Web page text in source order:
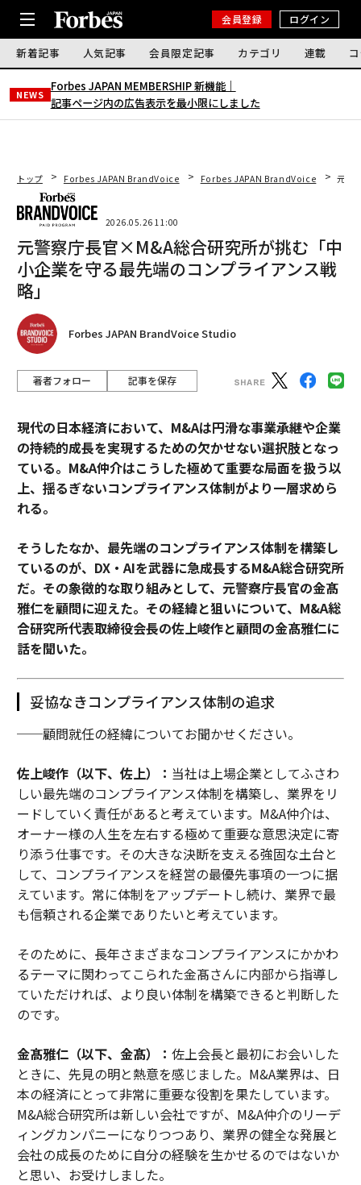
会員登録 ログイン
新着記事 人気記事 会員限定記事 カテゴリ 連載
NEWS
Forbes JAPAN MEMBERSHIP 新機能｜
記事ページ内の広告表示を最小限にしました
トップ Forbes JAPAN BrandVoice Forbes JAPAN BrandVoice 元警
2026.05.26 11:00
元警察庁長官×M&A総合研究所が挑む「中
小企業を守る最先端のコンプライアンス戦
略」
Forbes JAPAN BrandVoice Studio
著者フォロー 記事を保存
現代の日本経済において、M&Aは円滑な事業承継や企業
の持続的成長を実現するための欠かせない選択肢となっ
ている。M&A仲介はこうした極めて重要な局面を扱う以
上、揺るぎないコンプライアンス体制がより一層求めら
れる。
そうしたなか、最先端のコンプライアンス体制を構築し
ているのが、DX・AIを武器に急成長するM&A総合研究所
だ。その象徴的な取り組みとして、元警察庁長官の金髙
雅仁を顧問に迎えた。その経緯と狙いについて、M&A総
合研究所代表取締役会長の佐上峻作と顧問の金髙雅仁に
話を聞いた。
妥協なきコンプライアンス体制の追求
──顧問就任の経緯についてお聞かせください。
佐上峻作（以下、佐上）： 当社は上場企業としてふさわ
しい最先端のコンプライアンス体制を構築し、業界をリ
ードしていく責任があると考えています。M&A仲介は、
オーナー様の人生を左右する極めて重要な意思決定に寄
り添う仕事です。その大きな決断を支える強固な土台と
して、コンプライアンスを経営の最優先事項の一つに据
えています。常に体制をアップデートし続け、業界で最
も信頼される企業でありたいと考えています。
そのために、長年さまざまなコンプライアンスにかかわ
るテーマに関わってこられた金髙さんに内部から指導し
ていただければ、より良い体制を構築できると判断した
のです。
金髙雅仁（以下、金髙）： 佐上会長と最初にお会いした
ときに、先見の明と熱意を感じました。M&A業界は、日
本の経済にとって非常に重要な役割を果たしています。
M&A総合研究所は新しい会社ですが、M&A仲介のリーデ
ィングカンパニーになりつつあり、業界の健全な発展と
会社の成長のために自分の経験を生かせるのではないか
と思い、お受けしました。